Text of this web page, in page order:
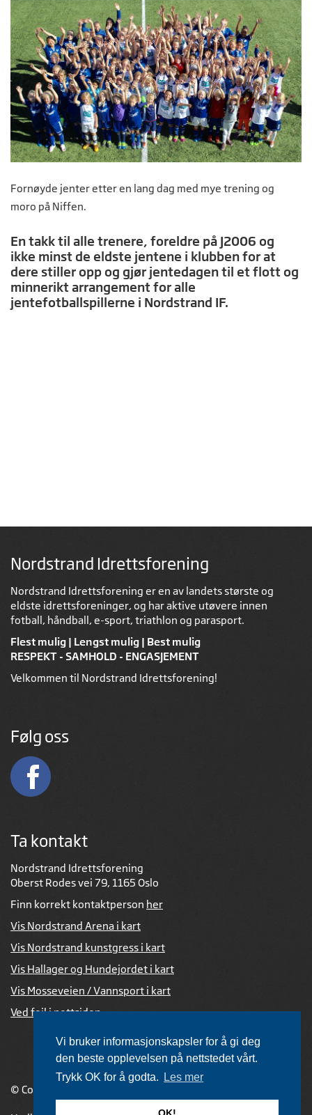
Vi bruker informasjonskapsler for å gi deg
den beste opplevelsen på nettstedet vårt.
Trykk OK for å godta.
Les mer
Fornøyde jenter etter en lang dag med mye trening og
moro på Niffen.
En takk til alle trenere, foreldre på J2006 og
ikke minst de eldste jentene i klubben for at
dere stiller opp og gjør jentedagen til et flott og
minnerikt arrangement for alle
jentefotballspillerne i Nordstrand IF.
Nordstrand Idrettsforening
Nordstrand Idrettsforening er en av landets største og
eldste idrettsforeninger, og har aktive utøvere innen
fotball, håndball, e-sport, triathlon og parasport.
Flest mulig | Lengst mulig | Best mulig
RESPEKT - SAMHOLD - ENGASJEMENT
Velkommen til Nordstrand Idrettsforening!
Følg oss
Ta kontakt
Nordstrand Idrettsforening
Oberst Rodes vei 79, 1165 Oslo
Finn korrekt kontaktperson her
Vis Nordstrand Arena i kart
Vis Nordstrand kunstgress i kart
Vis Hallager og Hundejordet i kart
Vis Mosseveien / Vannsport i kart
Ved feil i nettsiden
© Copyright 2026 |